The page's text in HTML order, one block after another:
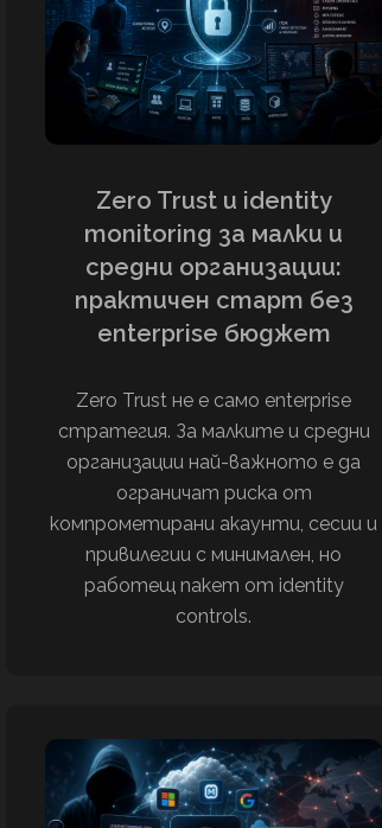
Zero Trust и identity
monitoring за малки и
средни организации:
практичен старт без
enterprise бюджет
Zero Trust не е само enterprise
стратегия. За малките и средни
организации най-важното е да
ограничат риска от
компрометирани акаунти, сесии и
привилегии с минимален, но
работещ пакет от identity
controls.